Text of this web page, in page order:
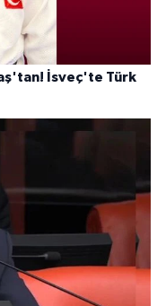
İsveç'te Türk